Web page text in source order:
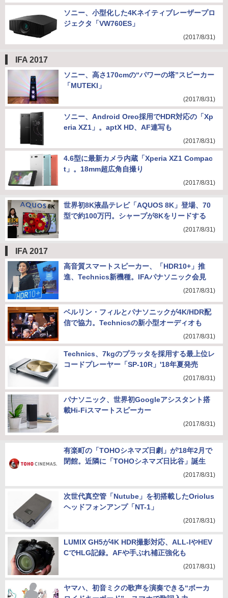
ソニー、小型化した4Kネイティブレーザープロ
ジェクタ「VW760ES」
(2017/8/31)
IFA 2017
ソニー、高さ170cmの“パワーの塔”スピーカー
「MUTEKI」
(2017/8/31)
ソニー、Android Oreo採用でHDR対応の「Xp
eria XZ1」。aptX HD、AF連写も
(2017/8/31)
4.6型に最新カメラ内蔵「Xperia XZ1 Compac
t」。18mm超広角自撮り
(2017/8/31)
世界初8K液晶テレビ「AQUOS 8K」登場、70
型で約100万円。シャープが8Kをリードする
(2017/8/31)
IFA 2017
高音質スマートスピーカー、「HDR10+」推
進、Technics新機種。IFAパナソニック会見
(2017/8/31)
ベルリン・フィルとパナソニックが4K/HDR配
信で協力。Technicsの新小型オーディオも
(2017/8/31)
Technics、7kgのプラッタを採用する最上位レ
コードプレーヤー「SP-10R」'18年夏発売
(2017/8/31)
パナソニック、世界初Googleアシスタント搭
載Hi-Fiスマートスピーカー
(2017/8/31)
有楽町の「TOHOシネマズ日劇」が'18年2月で
閉館。近隣に「TOHOシネマズ日比谷」誕生
(2017/8/31)
次世代真空管「Nutube」を初搭載したOriolus
ヘッドフォンアンプ「NT-1」
(2017/8/31)
LUMIX GH5が4K HDR撮影対応、ALL-IやHEV
CでHLG記録。AFや手ぶれ補正強化も
(2017/8/31)
ヤマハ、初音ミクの歌声を演奏できる“ボーカ